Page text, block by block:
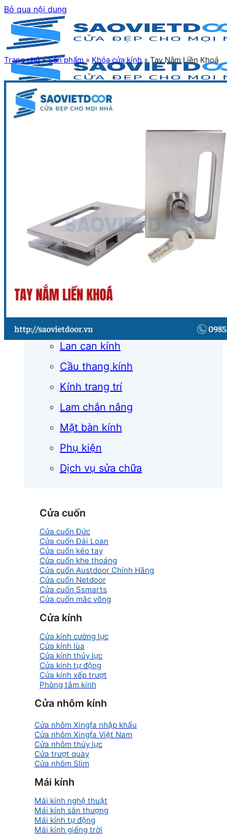
Bỏ qua nội dung
Cửa cuốn
Cửa kính
Cửa nhôm
Vách kính
Mái kính
Lan can kính
Cầu thang kính
Kính trang trí
Lam chắn nắng
Mặt bàn kính
Phụ kiện
Dịch vụ sửa chữa
Cửa cuốn
Cửa cuốn Đức
Cửa cuốn Đài Loan
Cửa cuốn kéo tay
Cửa cuốn khe thoáng
Cửa cuốn Austdoor Chính Hãng
Cửa cuốn Netdoor
Cửa cuốn Ssmarts
Cửa cuốn mắc võng
Cửa kính
Cửa kính cường lực
Cửa kính lùa
Cửa kính thủy lực
Cửa kính tự động
Cửa kính xếp trượt
Phòng tắm kính
Cửa nhôm kính
Cửa nhôm Xingfa nhập khẩu
Cửa nhôm Xingfa Việt Nam
Cửa nhôm thủy lực
Cửa trượt quay
Cửa nhôm Slim
Mái kính
Mái kính nghệ thuật
Mái kính sân thượng
Mái kính tự động
Mái kính giếng trời
Trang chủ»Sản phẩm» Khóa cửa kính»Tay Nắm Liền Khoá